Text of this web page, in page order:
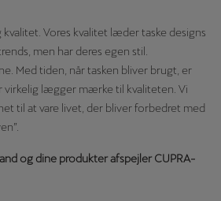
Vores kvalitet læder taske designs
men har deres egen stil.
Med tiden, når tasken bliver brugt, er
virkelig lægger mærke til kvaliteten. Vi
til at vare livet, der bliver forbedret med
og dine produkter afspejler CUPRA-